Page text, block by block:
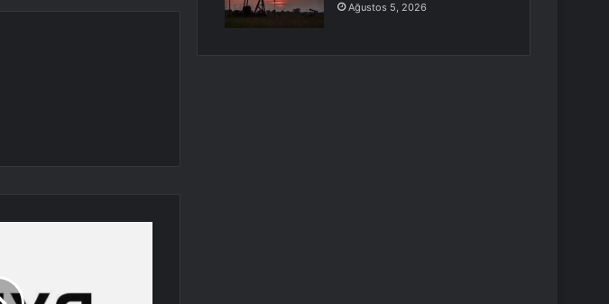
Ağustos 5, 2026